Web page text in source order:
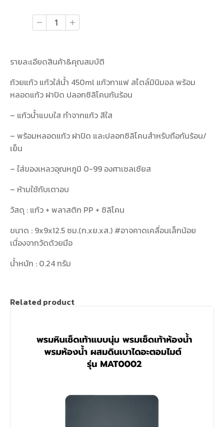
รายละเอียดสินค้า&คุณสมบัติ
ถ้วยแก้ว แก้วใส่น้ำ 450ml แก้วกาแฟ สไตล์มินิมอล พร้อม
หลอดแก้ว ฝาปิด ปลอกซิลิโคนกันร้อน
– แก้วน้ำแบบใส ทำจากแก้ว สีใส
– พร้อมหลอดแก้ว ฝาปิด และปลอกซิลิโคนสำหรับถือกันร้อน/
เย็น
– ใส่ของเหลวอุณหภูมิ 0-99 องศาเซลเซียส
– ห้ามใช้กับเตาอบ
วัสดุ : แก้ว + พลาสติก PP + ซิลิโคน
ขนาด : 9x9x12.5 ซม.(ก.xย.xส.) #อาจคาดเคลื่อนเล็กน้อย
เนื่องจากวัดด้วยมือ
น้ำหนัก : 0.24 กรัม
Related product